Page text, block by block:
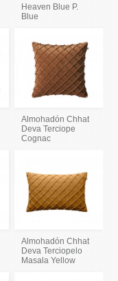
Heaven Blue P.
Blue
Almohadón Chhat
Deva Terciope
Cognac
Almohadón Chhat
Deva Terciopelo
Masala Yellow